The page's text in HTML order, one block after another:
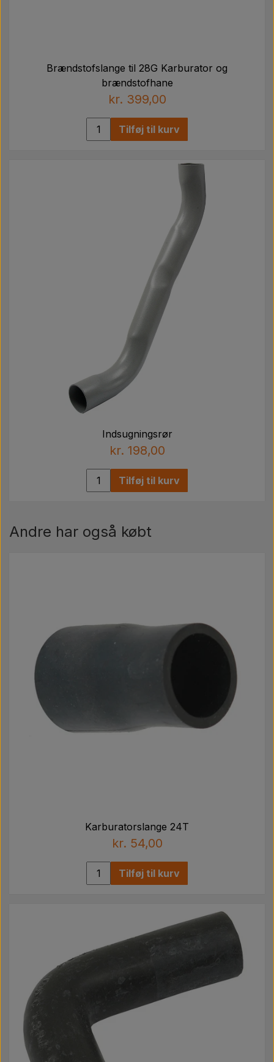
Brændstofslange til 28G Karburator og
brændstofhane
kr. 399,00
Tilføj til kurv
Indsugningsrør
kr. 198,00
Tilføj til kurv
Andre har også købt
Karburatorslange 24T
kr. 54,00
Tilføj til kurv